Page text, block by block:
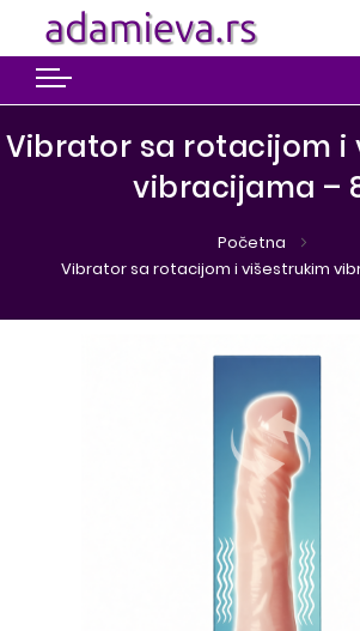
Vibrator sa rotacijom i
vibracijama –
Početna
Vibrator sa rotacijom i višestrukim